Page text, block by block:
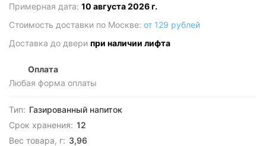
Примерная дата: 10 августа 2026 г.
Стоимость доставки по Москве: от 129 рублей
Доставка до двери при наличии лифта
Оплата
Любая форма оплаты
Тип: Газированный напиток
Срок хранения: 12
Вес товара, г: 3,96